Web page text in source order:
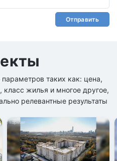
Отправить
таких как: цена,
класс жилья и многое другое,
релевантные результаты